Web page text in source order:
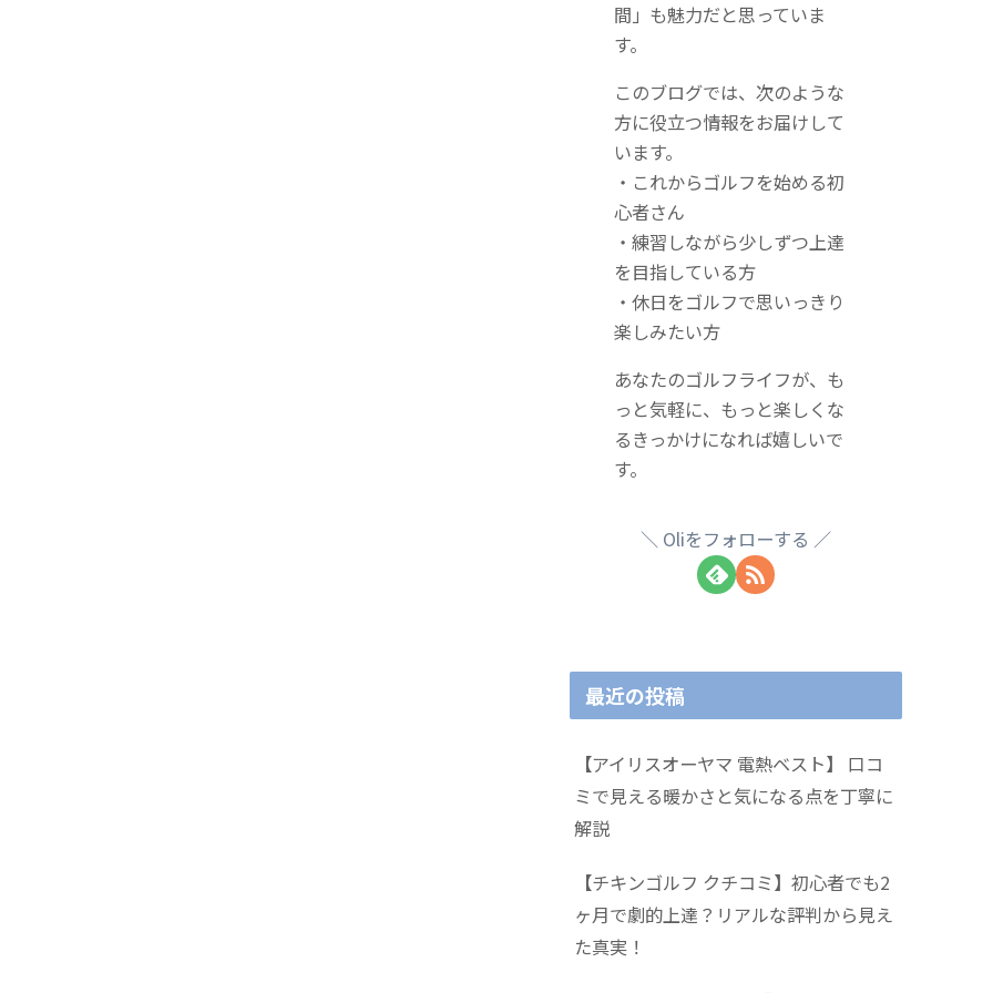
間」も魅力だと思っていま
す。
このブログでは、次のような
方に役立つ情報をお届けして
います。
・これからゴルフを始める初
心者さん
・練習しながら少しずつ上達
を目指している方
・休日をゴルフで思いっきり
楽しみたい方
あなたのゴルフライフが、も
っと気軽に、もっと楽しくな
るきっかけになれば嬉しいで
す。
Oliをフォローする
最近の投稿
【アイリスオーヤマ 電熱ベスト】 口コ
ミで見える暖かさと気になる点を丁寧に
解説
【チキンゴルフ クチコミ】初心者でも2
ヶ月で劇的上達？リアルな評判から見え
た真実！